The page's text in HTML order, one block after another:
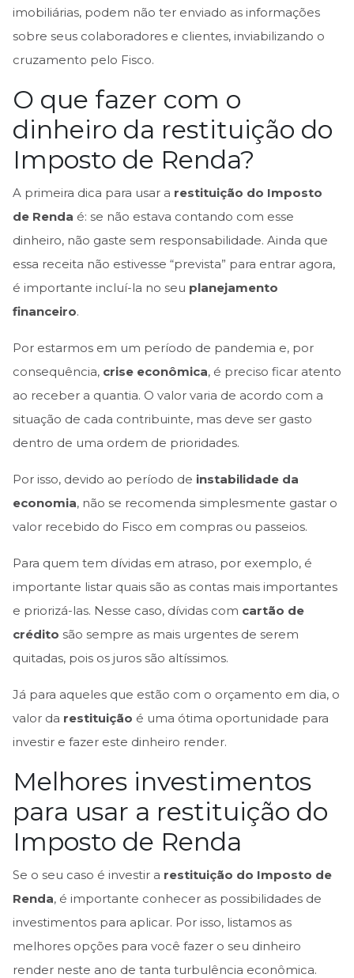
imobiliárias, podem não ter enviado as informações
sobre seus colaboradores e clientes, inviabilizando o
cruzamento pelo Fisco.
O que fazer com o
dinheiro da restituição do
Imposto de Renda?
A primeira dica para usar a restituição do Imposto
de Renda é: se não estava contando com esse
dinheiro, não gaste sem responsabilidade. Ainda que
essa receita não estivesse “prevista” para entrar agora,
é importante incluí-la no seu planejamento
financeiro.
Por estarmos em um período de pandemia e, por
consequência, crise econômica, é preciso ficar atento
ao receber a quantia. O valor varia de acordo com a
situação de cada contribuinte, mas deve ser gasto
dentro de uma ordem de prioridades.
Por isso, devido ao período de instabilidade da
economia, não se recomenda simplesmente gastar o
valor recebido do Fisco em compras ou passeios.
Para quem tem dívidas em atraso, por exemplo, é
importante listar quais são as contas mais importantes
e priorizá-las. Nesse caso, dívidas com cartão de
crédito são sempre as mais urgentes de serem
quitadas, pois os juros são altíssimos.
Já para aqueles que estão com o orçamento em dia, o
valor da restituição é uma ótima oportunidade para
investir e fazer este dinheiro render.
Melhores investimentos
para usar a restituição do
Imposto de Renda
Se o seu caso é investir a restituição do Imposto de
Renda, é importante conhecer as possibilidades de
investimentos para aplicar. Por isso, listamos as
melhores opções para você fazer o seu dinheiro
render neste ano de tanta turbulência econômica.